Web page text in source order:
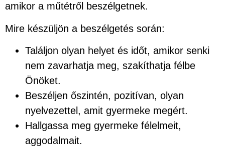
amikor a műtétről beszélgetnek.
Mire készüljön a beszélgetés során:
Találjon olyan helyet és időt, amikor senki
nem zavarhatja meg, szakíthatja félbe
Önöket.
Beszéljen őszintén, pozitívan, olyan
nyelvezettel, amit gyermeke megért.
Hallgassa meg gyermeke félelmeit,
aggodalmait.